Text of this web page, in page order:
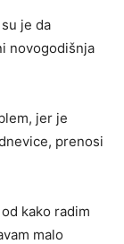
je da
novogodišnja
jer je
prenosi
kako radim
malo